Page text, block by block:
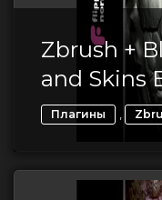
Zbrush +
and Skins
Плагины ,